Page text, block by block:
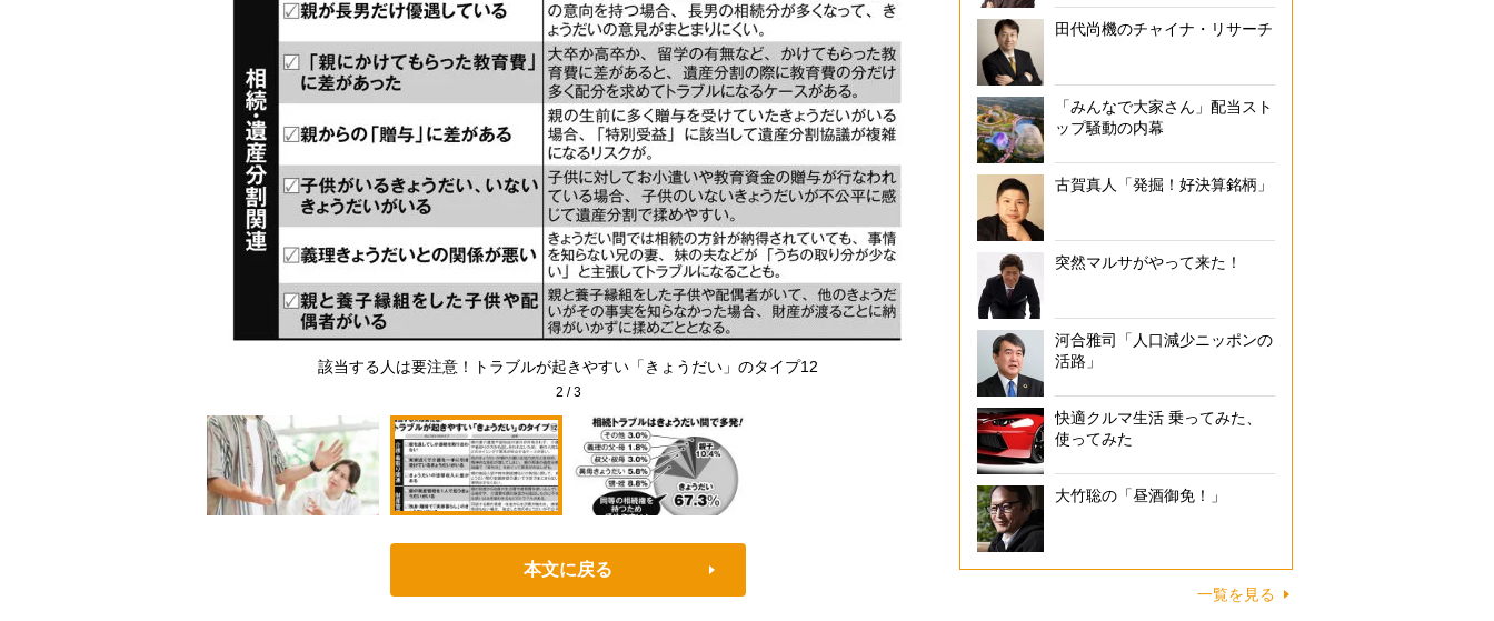
該当する人は要注意！トラブルが起きやすい「きょうだい」のタイプ12
2 /3
本文に戻る
田代尚機のチャイナ・リサーチ
「みんなで大家さん」配当スト
ップ騒動の内幕
古賀真人「発掘！好決算銘柄」
突然マルサがやって来た！
河合雅司「人口減少ニッポンの
活路」
快適クルマ生活 乗ってみた、
使ってみた
大竹聡の「昼酒御免！」
一覧を見る